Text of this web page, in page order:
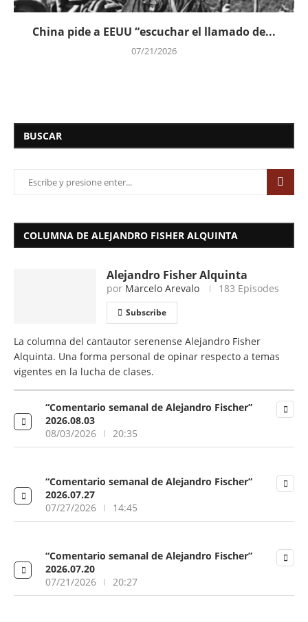
China pide a EEUU “escuchar el llamado de...
07/21/2026
BUSCAR
COLUMNA DE ALEJANDRO FISHER ALQUINTA
Alejandro Fisher Alquinta
por Marcelo Arevalo 183 Episodes
Subscribe
La columna del cantautor serenense Alejandro Fisher
Alquinta. Una forma personal de opinar respecto a temas
vigentes en la lucha de clases.
“Comentario semanal de Alejandro Fischer”
2026.08.03
08/03/2026
20:35
“Comentario semanal de Alejandro Fischer”
2026.07.27
07/27/2026
14:45
“Comentario semanal de Alejandro Fischer”
2026.07.20
07/21/2026
20:27